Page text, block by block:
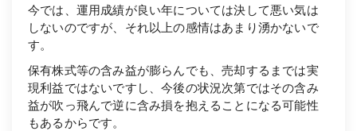
今では、運用成績が良い年については決して悪い気は
しないのですが、それ以上の感情はあまり湧かないで
す。
保有株式等の含み益が膨らんでも、売却するまでは実
現利益ではないですし、今後の状況次第ではその含み
益が吹っ飛んで逆に含み損を抱えることになる可能性
もあるからです。